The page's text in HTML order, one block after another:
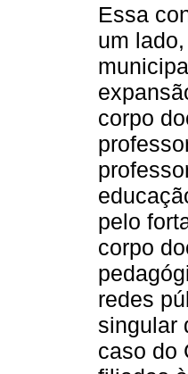
Essa
um
corpo
pelo
corpo
redes
singular
caso do